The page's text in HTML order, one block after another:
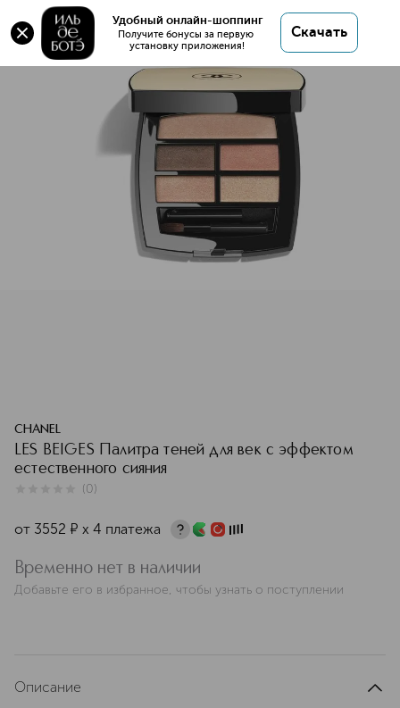
Удобный онлайн-шоппинг
Получите бонусы за первую
установку приложения!
Скачать
LES BEIGES Палитра теней для век с эффектом
Описание
Характеристики
CHANEL
LES BEIGES Палитра теней для век с эффектом
естественного сияния
(0)
от 3552 ¤ х 4 платежа
Временно нет в наличии
Добавьте его в избранное, чтобы узнать о поступлении
Описание